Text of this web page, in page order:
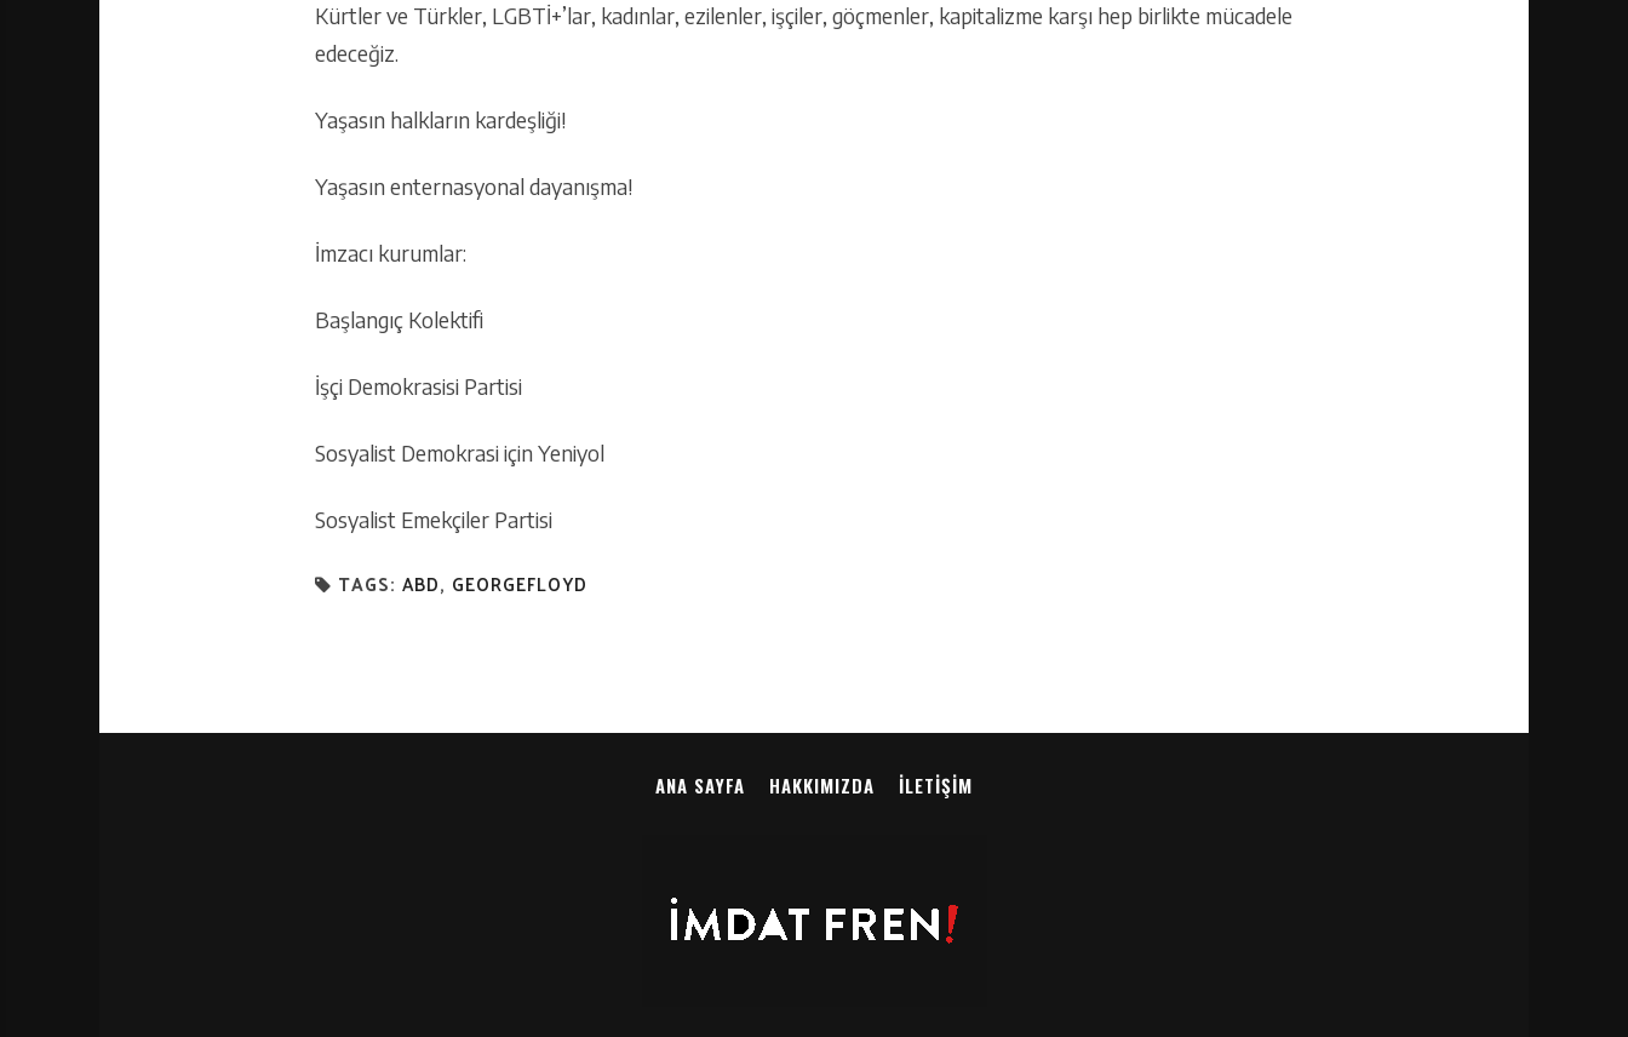
Kürtler ve Türkler, LGBTİ+’lar, kadınlar, ezilenler, işçiler, göçmenler, kapitalizme karşı hep birlikte mücadele
edeceğiz.
Yaşasın halkların kardeşliği!
Yaşasın enternasyonal dayanışma!
İmzacı kurumlar:
Başlangıç Kolektifi
İşçi Demokrasisi Partisi
Sosyalist Demokrasi için Yeniyol
Sosyalist Emekçiler Partisi
TAGS: ABD, GEORGEFLOYD
ANA SAYFA HAKKIMIZDA İLETIŞIM